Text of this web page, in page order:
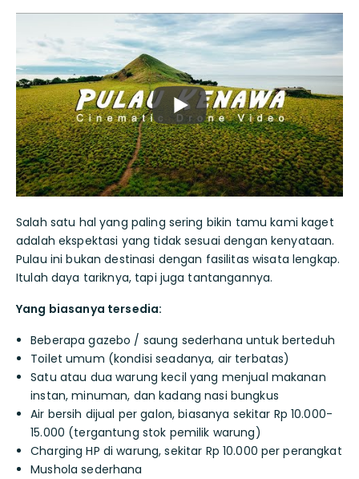
Salah satu hal yang paling sering bikin tamu kami kaget
adalah ekspektasi yang tidak sesuai dengan kenyataan.
Pulau ini bukan destinasi dengan fasilitas wisata lengkap.
Itulah daya tariknya, tapi juga tantangannya.
Yang biasanya tersedia:
Beberapa gazebo / saung sederhana untuk berteduh
Toilet umum (kondisi seadanya, air terbatas)
Satu atau dua warung kecil yang menjual makanan
instan, minuman, dan kadang nasi bungkus
Air bersih dijual per galon, biasanya sekitar Rp 10.000-
15.000 (tergantung stok pemilik warung)
Charging HP di warung, sekitar Rp 10.000 per perangkat
Mushola sederhana